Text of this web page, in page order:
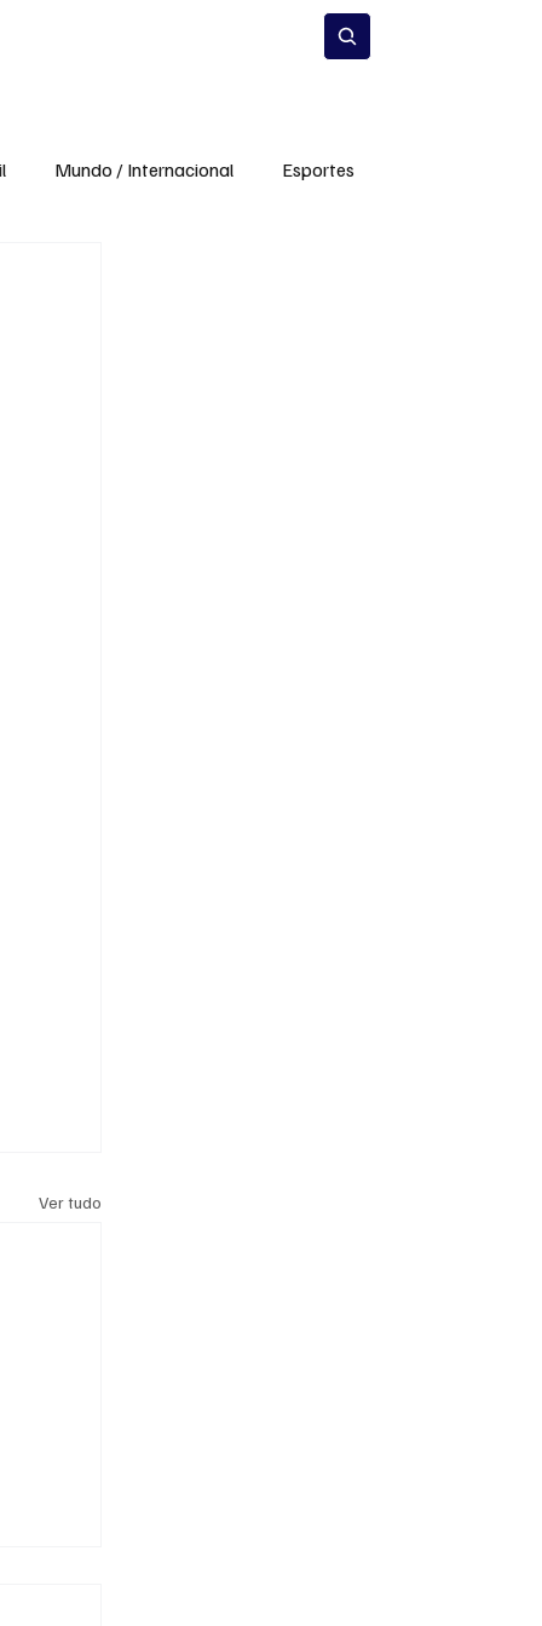
Mundo / Internacional Esportes
Ver tudo